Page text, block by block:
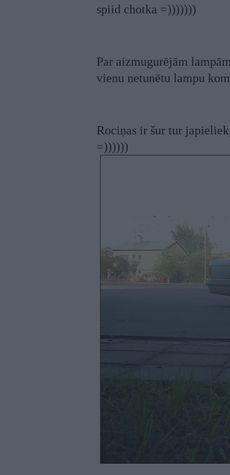
spiid chotka =)))))))
Par aizmugurējām
vienu netunētu lampu
Rociņas ir šur tur
=))))))